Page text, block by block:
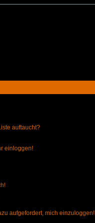
auftaucht?
einloggen!
aufgefordert, mich einzuloggen!